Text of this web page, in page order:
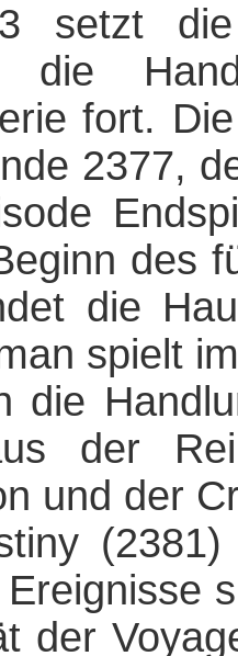
setzt die
die
fort.
2377,
des
die
spielt
die
der
und der
der